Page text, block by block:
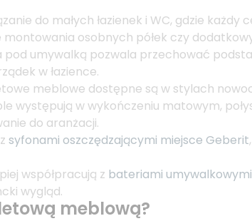
do małych łazienek i WC, gdzie każdy
osobnych półek czy
pod umywalką pozwala przechować
w łazience.
meblowe dostępne są w stylach
występują w wykończeniu matowym,
do aranżacji.
syfonami oszczędzającymi miejsce Geberit
współpracują z bateriami
wygląd.
meblową?